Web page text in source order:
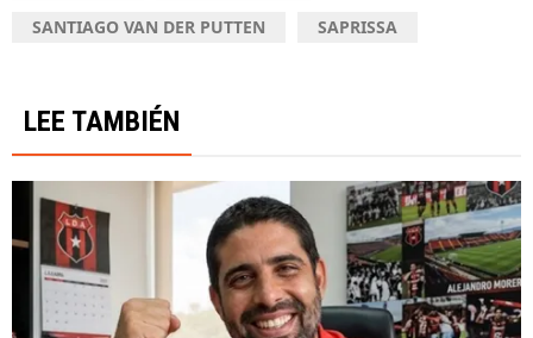
SANTIAGO VAN DER PUTTEN
SAPRISSA
LEE TAMBIÉN